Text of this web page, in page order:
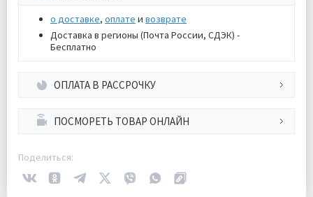
о доставке, оплате и возврате
Доставка в регионы (Почта России, СДЭК) -
Бесплатно
ОПЛАТА В РАССРОЧКУ
ПОСМОРЕТЬ ТОВАР ОНЛАЙН
Поделиться: